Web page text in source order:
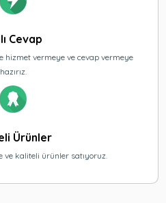
Cevap
hizmet vermeye ve cevap vermeye
hazırız.
Ürünler
ve kaliteli ürünler satıyoruz.